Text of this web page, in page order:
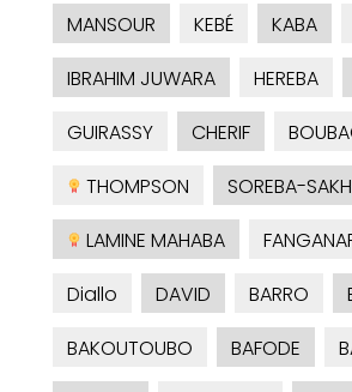
MANSOUR
KEBÉ KABA
IBRAHIM JUWARA
HEREBA
GUIRASSY
CHERIF
THOMPSON
SOREBA-
LAMINE MAHABA
Diallo
DAVID BARRO
BAKOUTOUBO
BAFODE